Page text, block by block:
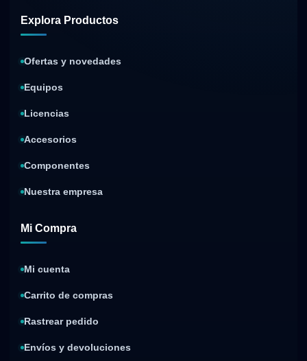
Explora Productos
Ofertas y novedades
Equipos
Licencias
Accesorios
Componentes
Nuestra empresa
Mi Compra
Mi cuenta
Carrito de compras
Rastrear pedido
Envíos y devoluciones